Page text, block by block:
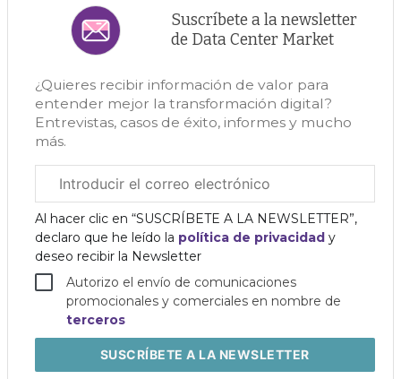
Suscríbete a la newsletter
de Data Center Market
¿Quieres recibir información de valor para
entender mejor la transformación digital?
Entrevistas, casos de éxito, informes y mucho
más.
electrónico
corporativo
Al hacer clic en “SUSCRÍBETE A LA NEWSLETTER”,
declaro que he leído la política de privacidad y
deseo recibir la Newsletter
Autorizo el envío de comunicaciones
promocionales y comerciales en nombre de
terceros
SUSCRÍBETEA LA NEWSLETTER